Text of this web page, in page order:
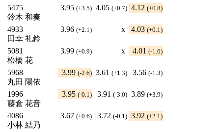
5475
鈴木 和奏
3.95 (+3.5) 4.05 (+0.7) 4.12 (+0.8)
4933
田幸 礼鈴
3.96 (+2.1) x 4.03 (+0.1)
5081
松橋 花
3.99 (+0.9) x 4.01 (-1.6)
5968
丸田 陽依
3.99 (-2.6) 3.61 (+1.3) 3.56 (-1.3)
1996
藤倉 花音
3.95 (-0.1) 3.91 (-3.0) 3.89 (+3.9)
4086
小林 結乃
3.67 (+0.6) 3.72 (-0.1) 3.92 (+2.1)